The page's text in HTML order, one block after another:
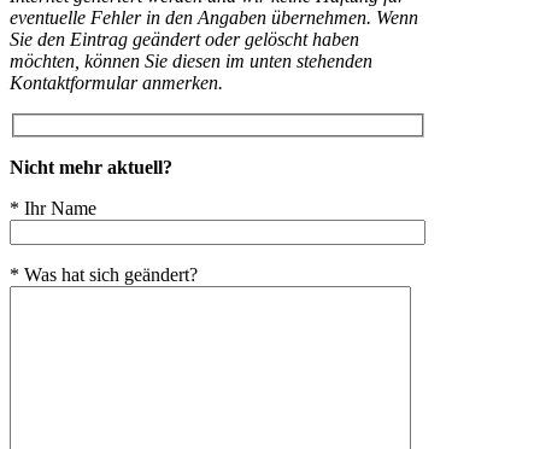
eventuelle Fehler in den Angaben übernehmen. Wenn
Sie den Eintrag geändert oder gelöscht haben
möchten, können Sie diesen im unten stehenden
Kontaktformular anmerken.
Nicht mehr aktuell?
* Ihr Name
* Was hat sich geändert?